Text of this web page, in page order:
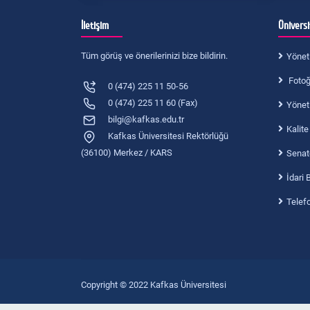
İletişim
Tüm görüş ve önerilerinizi bize bildirin.
0 (474) 225 11 50-56
0 (474) 225 11 60 (Fax)
bilgi@kafkas.edu.tr
Kafkas Üniversitesi Rektörlüğü
(36100) Merkez / KARS
İdari
Copyright © 2022 Kafkas Üniversitesi